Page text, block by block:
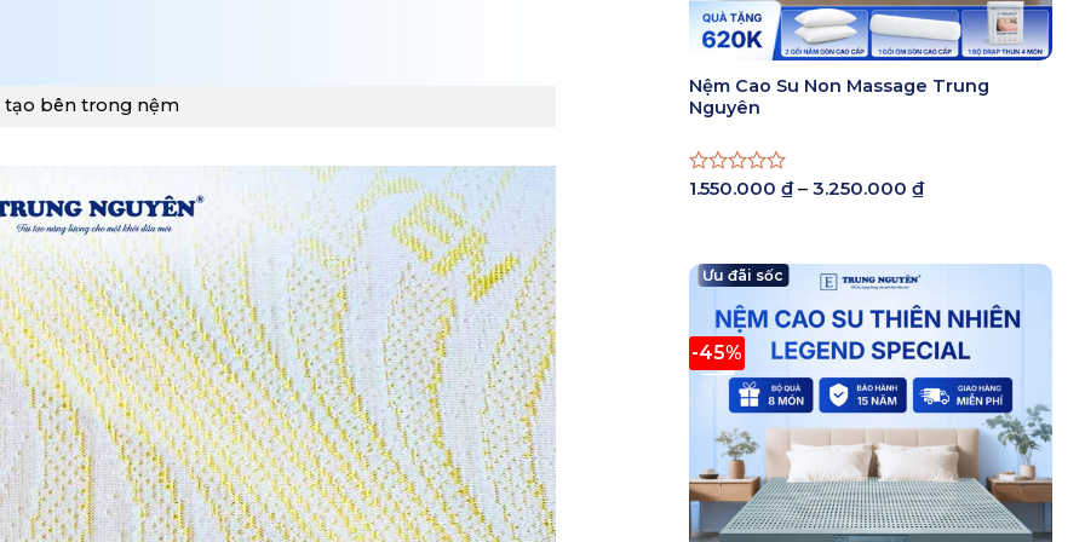
tạo bên trong nệm
Nệm Cao Su Non Massage Trung
Nguyên
Được
5
sao
1.550.000 ₫ – 3.250.000 ₫Khoảng
giá:
đến
-45%
Ưu đãi sốc